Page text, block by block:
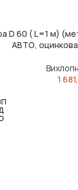
В КОШИК
D 60 ( L=1 м)
АВТО,
1